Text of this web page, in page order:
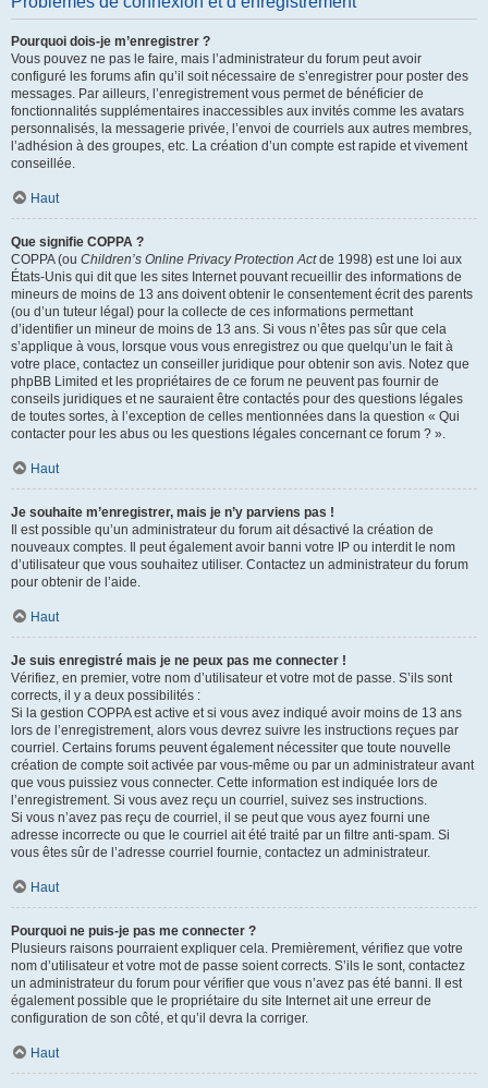
Pourquoi dois-je m’enregistrer ?
Vous pouvez ne pas le faire, mais l’administrateur du forum peut avoir
configuré les forums afin qu’il soit nécessaire de s’enregistrer pour poster des
messages. Par ailleurs, l’enregistrement vous permet de bénéficier de
fonctionnalités supplémentaires inaccessibles aux invités comme les avatars
personnalisés, la messagerie privée, l’envoi de courriels aux autres membres,
l’adhésion à des groupes, etc. La création d’un compte est rapide et vivement
conseillée.
Haut
Que signifie COPPA ?
COPPA (ou Children’s Online Privacy Protection Actde 1998) est une loi aux
États-Unis qui dit que les sites Internet pouvant recueillir des informations de
mineurs de moins de 13 ans doivent obtenir le consentement écrit des parents
(ou d’un tuteur légal) pour la collecte de ces informations permettant
d’identifier un mineur de moins de 13 ans. Si vous n’êtes pas sûr que cela
s’applique à vous, lorsque vous vous enregistrez ou que quelqu’un le fait à
votre place, contactez un conseiller juridique pour obtenir son avis. Notez que
phpBB Limited et les propriétaires de ce forum ne peuvent pas fournir de
conseils juridiques et ne sauraient être contactés pour des questions légales
de toutes sortes, à l’exception de celles mentionnées dans la question « Qui
contacter pour les abus ou les questions légales concernant ce forum ? ».
Haut
Je souhaite m’enregistrer, mais je n’y parviens pas !
Il est possible qu’un administrateur du forum ait désactivé la création de
nouveaux comptes. Il peut également avoir banni votre IP ou interdit le nom
d’utilisateur que vous souhaitez utiliser. Contactez un administrateur du forum
pour obtenir de l’aide.
Haut
Je suis enregistré mais je ne peux pas me connecter !
Vérifiez, en premier, votre nom d’utilisateur et votre mot de passe. S’ils sont
corrects, il y a deux possibilités :
Si la gestion COPPA est active et si vous avez indiqué avoir moins de 13 ans
lors de l’enregistrement, alors vous devrez suivre les instructions reçues par
courriel. Certains forums peuvent également nécessiter que toute nouvelle
création de compte soit activée par vous-même ou par un administrateur avant
que vous puissiez vous connecter. Cette information est indiquée lors de
l’enregistrement. Si vous avez reçu un courriel, suivez ses instructions.
Si vous n’avez pas reçu de courriel, il se peut que vous ayez fourni une
adresse incorrecte ou que le courriel ait été traité par un filtre anti-spam. Si
vous êtes sûr de l’adresse courriel fournie, contactez un administrateur.
Haut
Pourquoi ne puis-je pas me connecter ?
Plusieurs raisons pourraient expliquer cela. Premièrement, vérifiez que votre
nom d’utilisateur et votre mot de passe soient corrects. S’ils le sont, contactez
un administrateur du forum pour vérifier que vous n’avez pas été banni. Il est
également possible que le propriétaire du site Internet ait une erreur de
configuration de son côté, et qu’il devra la corriger.
Haut